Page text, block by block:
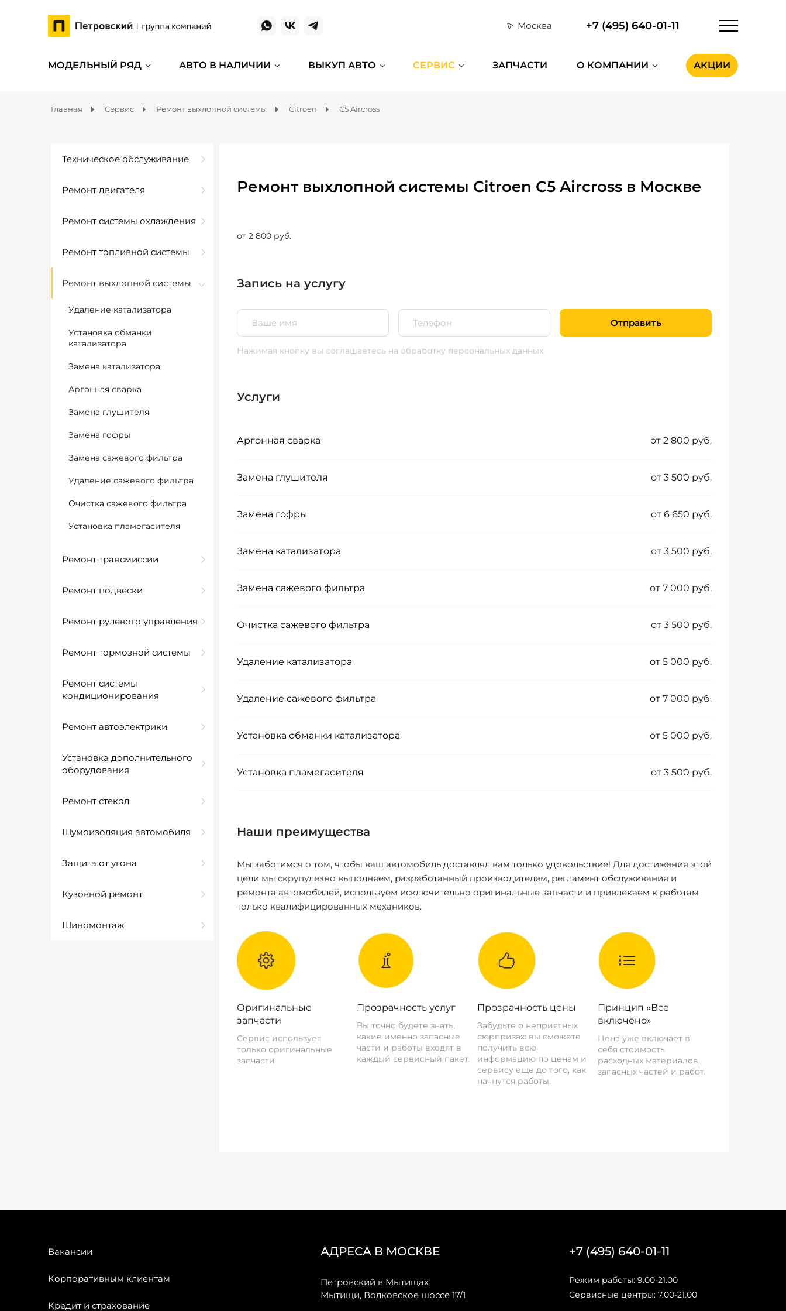
Москва +7 (495) 640-01-11
МОДЕЛЬНЫЙ РЯД АВТО В НАЛИЧИИ ВЫКУП АВТО СЕРВИС ЗАПЧАСТИ О КОМПАНИИ АКЦИИ
Главная Сервис Ремонт выхлопной системы Citroen C5 Aircross
Техническое обслуживание
Ремонт двигателя
Ремонт системы охлаждения
Ремонт топливной системы
Ремонт выхлопной системы
Удаление катализатора
Установка обманки
катализатора
Замена катализатора
Аргонная сварка
Замена глушителя
Замена гофры
Замена сажевого фильтра
Удаление сажевого фильтра
Очистка сажевого фильтра
Установка пламегасителя
Ремонт трансмиссии
Ремонт подвески
Ремонт рулевого управления
Ремонт тормозной системы
Ремонт системы
кондиционирования
Ремонт автоэлектрики
Установка дополнительного
оборудования
Ремонт стекол
Шумоизоляция автомобиля
Защита от угона
Кузовной ремонт
Шиномонтаж
Ремонт выхлопной системы Citroen C5 Aircross в Москве
от 2 800 руб.
Запись на услугу
Отправить
Нажимая кнопку вы соглашаетесь на обработку персональных данных
Услуги
Аргонная сварка от 2 800 руб.
Замена глушителя от 3 500 руб.
Замена гофры от 6 650 руб.
Замена катализатора от 3 500 руб.
Замена сажевого фильтра от 7 000 руб.
Очистка сажевого фильтра от 3 500 руб.
Удаление катализатора от 5 000 руб.
Удаление сажевого фильтра от 7 000 руб.
Установка обманки катализатора от 5 000 руб.
Установка пламегасителя от 3 500 руб.
Наши преимущества
Мы заботимся о том, чтобы ваш автомобиль доставлял вам только удовольствие! Для достижения этой
цели мы скрупулезно выполняем, разработанный производителем, регламент обслуживания и
ремонта автомобилей, используем исключительно оригинальные запчасти и привлекаем к работам
только квалифицированных механиков.
Оригинальные
запчасти
Сервис использует
только оригинальные
запчасти
Прозрачность услуг
Вы точно будете знать,
какие именно запасные
части и работы входят в
каждый сервисный пакет.
Прозрачность цены
Забудьте о неприятных
сюрпризах: вы сможете
получить всю
информацию по ценам и
сервису еще до того, как
начнутся работы.
Принцип «Все
включено»
Цена уже включает в
себя стоимость
расходных материалов,
запасных частей и работ.
Вакансии
Корпоративным клиентам
Кредит и страхование
АДРЕСА В МОСКВЕ
Петровский в Мытищах
Мытищи, Волковское шоссе 17/1
+7 (495) 640-01-11
Режим работы: 9.00-21.00
Сервисные центры: 7.00-21.00